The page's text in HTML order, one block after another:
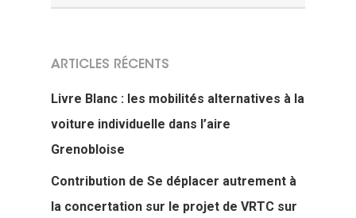
ARTICLES RÉCENTS
Livre Blanc : les mobilités alternatives à la
voiture individuelle dans l’aire
Grenobloise
Contribution de Se déplacer autrement à
la concertation sur le projet de VRTC sur